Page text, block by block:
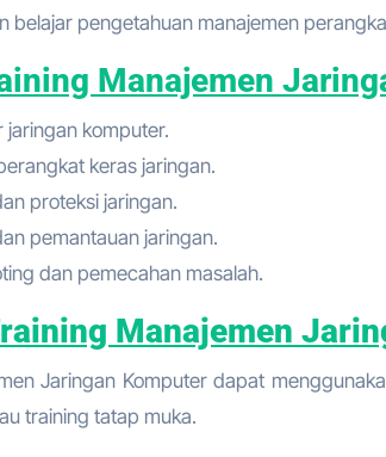
belajar pengetahuan manajemen
Manajemen
jaringan komputer.
keras jaringan.
proteksi jaringan.
pemantauan jaringan.
dan pemecahan masalah.
Manajemen
Jaringan Komputer dapat
training tatap muka.